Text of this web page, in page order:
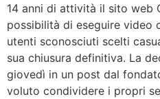
14 anni di attività il sito web
possibilità di eseguire video
utenti sconosciuti scelti
sua chiusura definitiva. La
giovedì in un post dal
voluto condividere i propri